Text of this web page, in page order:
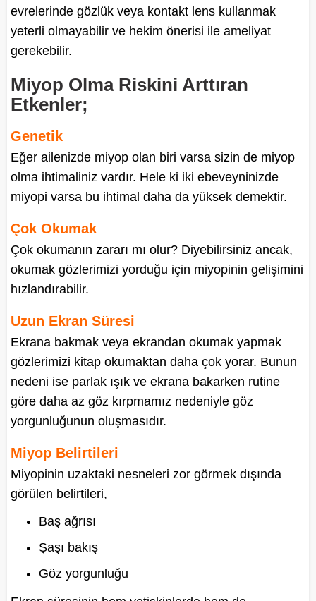
evrelerinde gözlük veya kontakt lens kullanmak
yeterli olmayabilir ve hekim önerisi ile ameliyat
gerekebilir.
Miyop Olma Riskini Arttıran
Etkenler;
Genetik
Eğer ailenizde miyop olan biri varsa sizin de miyop
olma ihtimaliniz vardır. Hele ki iki ebeveyninizde
miyopi varsa bu ihtimal daha da yüksek demektir.
Çok Okumak
Çok okumanın zararı mı olur? Diyebilirsiniz ancak,
okumak gözlerimizi yorduğu için miyopinin gelişimini
hızlandırabilir.
Uzun Ekran Süresi
Ekrana bakmak veya ekrandan okumak yapmak
gözlerimizi kitap okumaktan daha çok yorar. Bunun
nedeni ise parlak ışık ve ekrana bakarken rutine
göre daha az göz kırpmamız nedeniyle göz
yorgunluğunun oluşmasıdır.
Miyop Belirtileri
Miyopinin uzaktaki nesneleri zor görmek dışında
görülen belirtileri,
Baş ağrısı
Şaşı bakış
Göz yorgunluğu